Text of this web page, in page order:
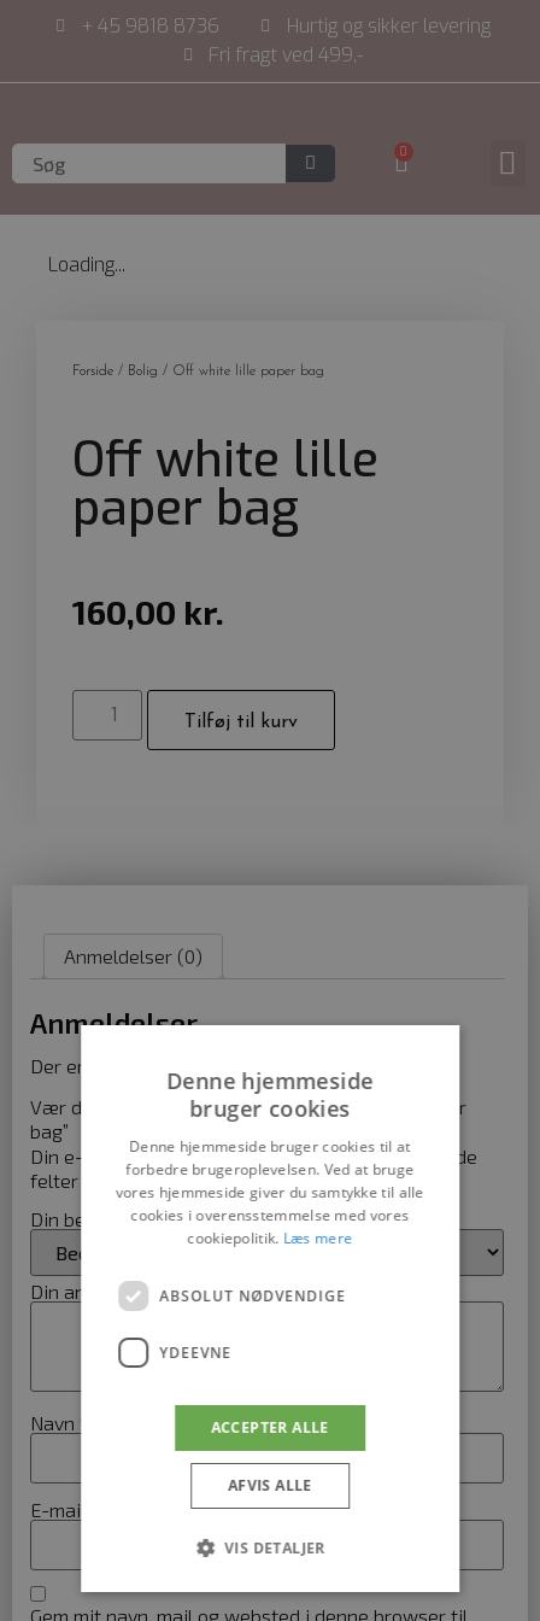
+ 45 9818 8736
Hurtig og sikker levering
Fri fragt ved 499,-
0
Loading...
Forside / Bolig / Off white lille paper bag
Off white lille
paper bag
160,00 kr.
Tilføj til kurv
Anmeldelser (0)
Anmeldelser
Der er endnu ikke nogle anmeldelser.
Vær den første til at anmelde “Off white lille paper
bag”
Din e-mailadresse vil ikke blive publiceret. Krævede
felter er markeret med*
Din bedømmelse*
Din anmeldelse*
Navn
E-mail
Gem mit navn, mail og websted i denne browser til
Denne hjemmeside
bruger cookies
Denne hjemmeside bruger cookies til at
forbedre brugeroplevelsen. Ved at bruge
vores hjemmeside giver du samtykke til alle
cookies i overensstemmelse med vores
cookiepolitik. Læs mere
ABSOLUT NØDVENDIGE
YDEEVNE
ACCEPTER ALLE
AFVIS ALLE
VIS DETALJER